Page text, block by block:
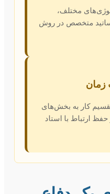
مختلف،
اساتید متخصص در روش
زمان
کار به بخش‌های
ارتباط با استاد